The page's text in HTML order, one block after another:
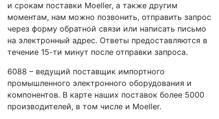
и срокам поставки Moeller, а также другим
моментам, нам можно позвонить, отправить запрос
через форму обратной связи или написать письмо
на электронный адрес. Ответы предоставляются в
течение 15-ти минут после отправки запроса.
6088 – ведущий поставщик импортного
промышленного электронного оборудования и
компонентов. В карте наших поставок более 5000
производителей, в том числе и Moeller.